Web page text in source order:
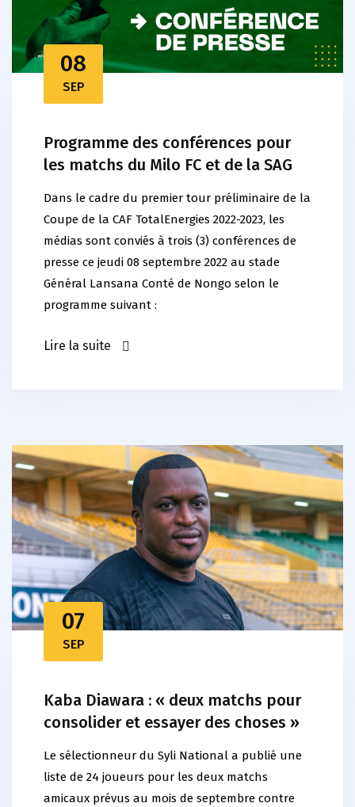
08
SEP
Programme des conférences pour
les matchs du Milo FC et de la SAG
Dans le cadre du premier tour préliminaire de la
Coupe de la CAF TotalEnergies 2022-2023, les
médias sont conviés à trois (3) conférences de
presse ce jeudi 08 septembre 2022 au stade
Général Lansana Conté de Nongo selon le
programme suivant :
Lire la suite
07
SEP
Kaba Diawara : « deux matchs pour
consolider et essayer des choses »
Le sélectionneur du Syli National a publié une
liste de 24 joueurs pour les deux matchs
amicaux prévus au mois de septembre contre